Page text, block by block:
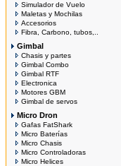
Simulador de Vuelo
Maletas y Mochilas
Accesorios
Fibra, Carbono, tubos,..
Gimbal
Chasis y partes
Gimbal Combo
Gimbal RTF
Electronica
Motores GBM
Gimbal de servos
Micro Dron
Gafas FatShark
Micro Baterías
Micro Chasis
Micro Controladoras
Micro Helices